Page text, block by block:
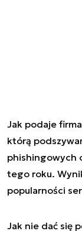
Jak podaje
którą
phishingowych
tego roku.
popularności
Jak nie dać się